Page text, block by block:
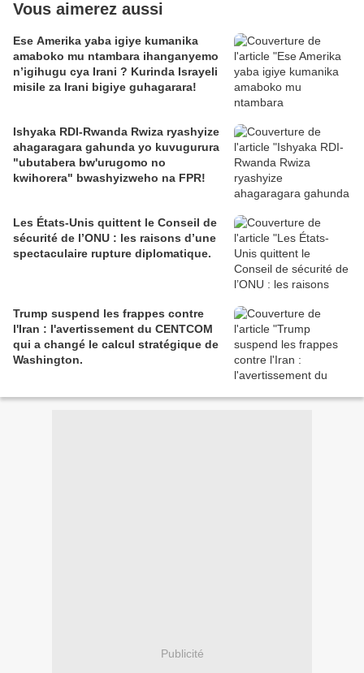
Vous aimerez aussi
Ese Amerika yaba igiye kumanika
amaboko mu ntambara ihanganyemo
n’igihugu cya Irani ? Kurinda Israyeli
misile za Irani bigiye guhagarara!
Ishyaka RDI-Rwanda Rwiza ryashyize
ahagaragara gahunda yo kuvugurura
"ubutabera bw'urugomo no
kwihorera" bwashyizweho na FPR!
Les États-Unis quittent le Conseil de
sécurité de l’ONU : les raisons d’une
spectaculaire rupture diplomatique.
Trump suspend les frappes contre
l'Iran : l'avertissement du CENTCOM
qui a changé le calcul stratégique de
Washington.
Publicité